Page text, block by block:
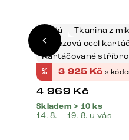
Šedá Tkanina z
Nerezová ocel
Kartáčované stříbro
% 3 925 Kč s
4 969 Kč
Skladem > 10 ks
14. 8. – 19. 8. u vás